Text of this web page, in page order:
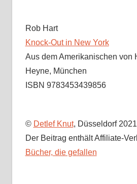
Rob Hart
Knock-Out in New York
Aus dem Amerikanischen von
Heyne, München
ISBN 9783453439856
© Detlef Knut, Düsseldorf 2021
Der Beitrag enthält Affiliate-
Bücher, die gefallen